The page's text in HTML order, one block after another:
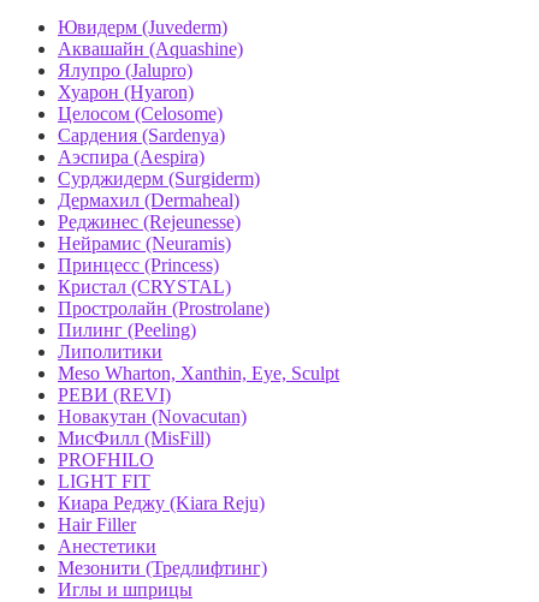
Ювидерм (Juvederm)
Аквашайн (Aquashine)
Ялупро (Jalupro)
Хуарон (Hyaron)
Целосом (Celosome)
Сардения (Sardenya)
Аэспира (Aespira)
Сурджидерм (Surgiderm)
Дермахил (Dermaheal)
Реджинес (Rejeunesse)
Нейрамис (Neuramis)
Принцесс (Princess)
Кристал (CRYSTAL)
Простролайн (Prostrolane)
Пилинг (Peeling)
Липолитики
Meso Wharton, Xanthin, Eye, Sculpt
РЕВИ (REVI)
Новакутан (Novacutan)
МисФилл (MisFill)
PROFHILO
LIGHT FIT
Киара Реджу (Kiara Reju)
Hair Filler
Анестетики
Мезонити (Тредлифтинг)
Иглы и шприцы